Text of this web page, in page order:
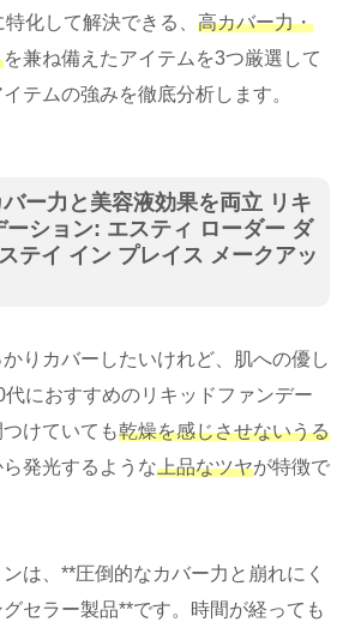
化して解決できる、 高カバー力・
を兼ね備えたアイテムを3つ厳選して
テムの強みを徹底分析します。
ー力と美容液効果を両立 リキ
ーション: エスティ ローダー ダ
テイ イン プレイス メークアッ
りカバーしたいけれど、肌への優し
におすすめのリキッドファンデー
けていても乾燥を感じさせないうる
発光するような上品なツヤが特徴で
は、**圧倒的なカバー力と崩れにく
セラー製品**です。時間が経っても